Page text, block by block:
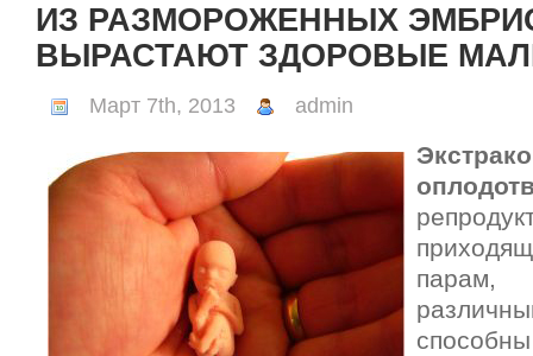
КАРДИОЛОГИЯ
МЕДИЦИНА И ОБЩЕСТВО
НЕВРОЛОГИЯ
ПЕДИАТРИЯ
РЕВМАТОЛОГИЯ И НЕФРОЛОГИЯ
ХИРУРГИЯ
ЭКСТРЕННАЯ МЕДИЦИНА ЭНДОКРИНОЛОГИЯ
ИЗ РАЗМОРОЖЕННЫХ
ВЫРАСТАЮТ ЗДОРОВЫЕ
Март 7th, 2013 admin